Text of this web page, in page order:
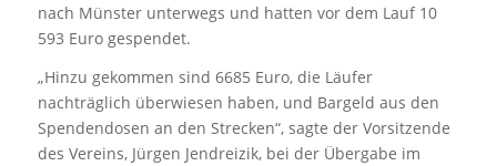
nach Münster unterwegs und hatten vor dem Lauf 10
593 Euro gespendet.
„Hinzu gekommen sind 6685 Euro, die Läufer
nachträglich überwiesen haben, und Bargeld aus den
Spendendosen an den Strecken“, sagte der Vorsitzende
des Vereins, Jürgen Jendreizik, bei der Übergabe im